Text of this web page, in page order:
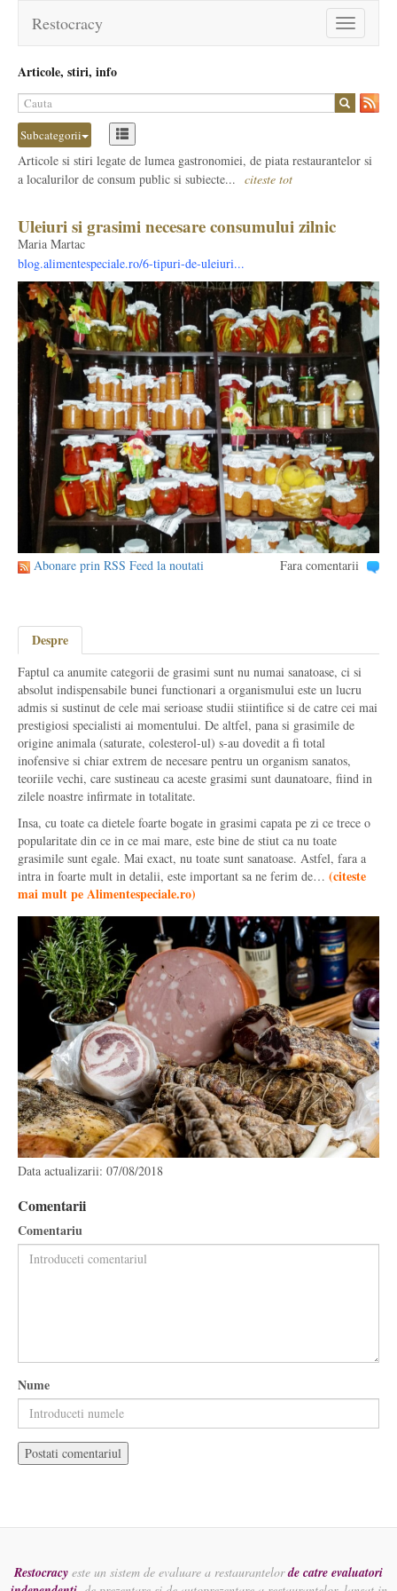
Toggle
navigation
Restocracy
Articole, stiri, info
Subcategorii
Articole si stiri legate de lumea gastronomiei, de piata restaurantelor si
a localurilor de consum public si subiecte... citeste tot
Uleiuri si grasimi necesare consumului zilnic
Maria Martac
blog.alimentespeciale.ro/6-tipuri-de-uleiuri...
Abonare prin RSS Feed la noutati Fara comentarii
Despre
Faptul ca anumite categorii de grasimi sunt nu numai sanatoase, ci si
absolut indispensabile bunei functionari a organismului este un lucru
admis si sustinut de cele mai serioase studii stiintifice si de catre cei mai
prestigiosi specialisti ai momentului. De altfel, pana si grasimile de
origine animala (saturate, colesterol-ul) s-au dovedit a fi total
inofensive si chiar extrem de necesare pentru un organism sanatos,
teoriile vechi, care sustineau ca aceste grasimi sunt daunatoare, fiind in
zilele noastre infirmate in totalitate.
Insa, cu toate ca dietele foarte bogate in grasimi capata pe zi ce trece o
popularitate din ce in ce mai mare, este bine de stiut ca nu toate
grasimile sunt egale. Mai exact, nu toate sunt sanatoase. Astfel, fara a
intra in foarte mult in detalii, este important sa ne ferim de… (citeste
mai mult pe Alimentespeciale.ro)
Data actualizarii: 07/08/2018
Comentarii
Comentariu
Nume
Restocracy este un sistem de evaluare a restaurantelorde catre evaluatori